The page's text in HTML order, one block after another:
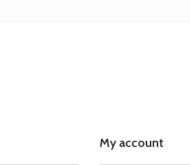
My account